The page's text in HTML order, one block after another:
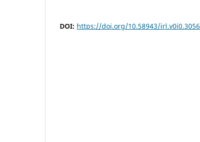
DOI: https://doi.org/10.58943/irl.v0i0.3056